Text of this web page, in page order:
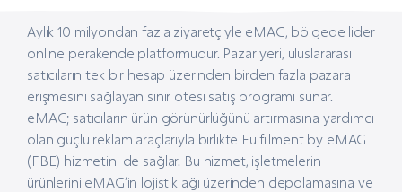
Aylık 10 milyondan fazla ziyaretçiyle eMAG, bölgede lider
online perakende platformudur. Pazar yeri, uluslararası
satıcıların tek bir hesap üzerinden birden fazla pazara
erişmesini sağlayan sınır ötesi satış programı sunar.
eMAG; satıcıların ürün görünürlüğünü artırmasına yardımcı
olan güçlü reklam araçlarıyla birlikte Fulfillment by eMAG
(FBE) hizmetini de sağlar. Bu hizmet, işletmelerin
ürünlerini eMAG’in lojistik ağı üzerinden depolamasına ve